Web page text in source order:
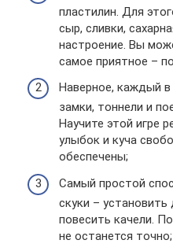
пластилин. Для
сыр, сливки,
настроение. Вы
самое приятное –
Наверное, каждый
замки, тоннели и
Научите этой игре
улыбок и куча
обеспечены;
Самый простой
скуки –
повесить качели.
не останется точно;